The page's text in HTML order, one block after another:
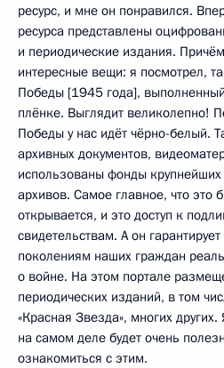
ресурс, и мне он понравился.
ресурса представлены
и периодические издания.
интересные вещи: я посмотрел,
Победы [1945 года],
плёнке. Выглядит великолепно!
Победы у нас идёт чёрно-белый.
архивных документов,
использованы фонды
архивов. Самое главное, что это
открывается, и это доступ к
свидетельствам. А он
поколениям наших граждан
о войне. На этом портале
периодических изданий, в том
«Красная Звезда», многих других.
на самом деле будет очень
ознакомиться с этим.